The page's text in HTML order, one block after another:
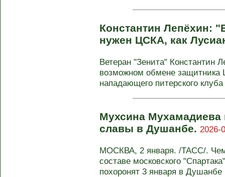
Константин Лепёхин:
нужен ЦСКА, как
Ветеран "Зенита" Константин
возможном обмене
нападающего питерского
Мухсина Мухамадиева
славы в Душанбе. 2026-
МОСКВА, 2 января. /ТАСС/.
составе московского
похоронят 3 января в